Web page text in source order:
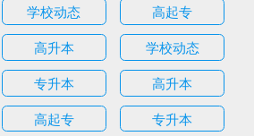
学校动态
高起专
高升本
学校动态
专升本
高升本
高起专
专升本